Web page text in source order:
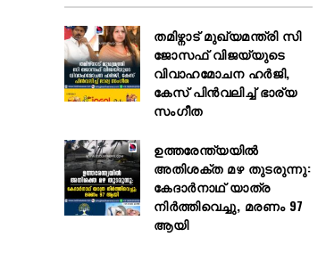
തമിഴ്നാട് മുഖ്യമന്ത്രി സി
ജോസഫ് വിജയ്‌യുടെ
വിവാഹമോചന ഹർജി,
കേസ് പിൻവലിച്ച് ഭാര്യ
സംഗീത
ഉത്തരേന്ത്യയിൽ
അതിശക്ത മഴ തുടരുന്നു:
കേദാർനാഥ് യാത്ര
നിർത്തിവെച്ചു, മരണം 97
ആയി